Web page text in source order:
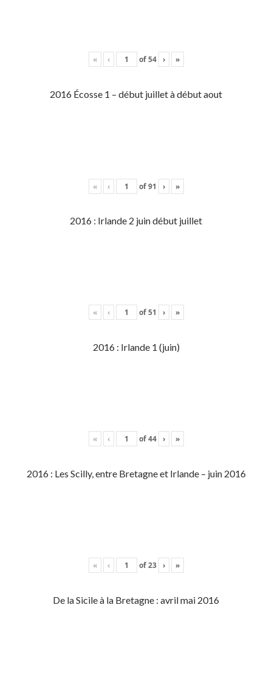
« ‹ of54 › »
2016 Écosse 1 – début juillet à début aout
« ‹ of91 › »
2016 : Irlande 2 juin début juillet
« ‹ of51 › »
2016 : Irlande 1 (juin)
« ‹ of44 › »
2016 : Les Scilly, entre Bretagne et Irlande – juin 2016
« ‹ of23 › »
De la Sicile à la Bretagne : avril mai 2016